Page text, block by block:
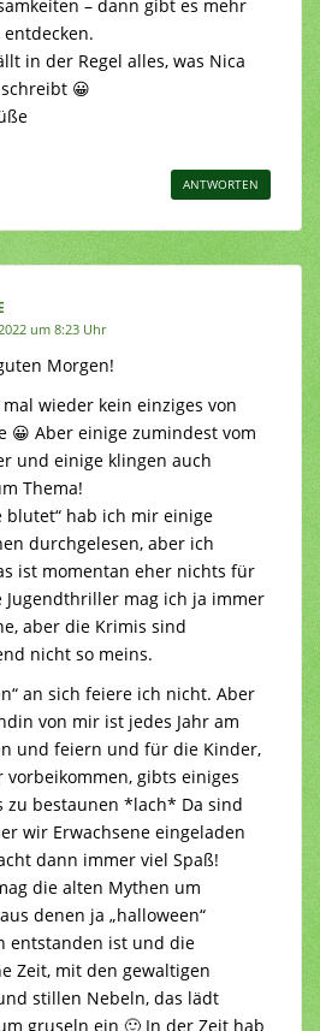
– dann gibt es mehr
entdecken.
in der Regel alles, was Nica
😀
ANTWORTEN
um 8:23 Uhr
Morgen!
wieder kein einziges von
😀 Aber einige zumindest vom
und einige klingen auch
Thema!
blutet“ hab ich mir einige
durchgelesen, aber ich
ist momentan eher nichts für
Jugendthriller mag ich ja immer
aber die Krimis sind
nicht so meins.
an sich feiere ich nicht. Aber
von mir ist jedes Jahr am
und feiern und für die Kinder,
gibts einiges
zu bestaunen *lach* Da sind
wir Erwachsene eingeladen
dann immer viel Spaß!
die alten Mythen um
denen ja „halloween“
entstanden ist und die
Zeit, mit den gewaltigen
stillen Nebeln, das lädt
gruseln ein 🙂 In der Zeit hab